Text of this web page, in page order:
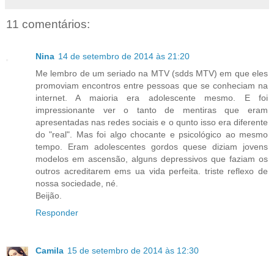
11 comentários:
Nina 14 de setembro de 2014 às 21:20
Me lembro de um seriado na MTV (sdds MTV) em que eles
promoviam encontros entre pessoas que se conheciam na
internet. A maioria era adolescente mesmo. E foi
impressionante ver o tanto de mentiras que eram
apresentadas nas redes sociais e o qunto isso era diferente
do "real". Mas foi algo chocante e psicológico ao mesmo
tempo. Eram adolescentes gordos quese diziam jovens
modelos em ascensão, alguns depressivos que faziam os
outros acreditarem ems ua vida perfeita. triste reflexo de
nossa sociedade, né.
Beijão.
Responder
Camila 15 de setembro de 2014 às 12:30